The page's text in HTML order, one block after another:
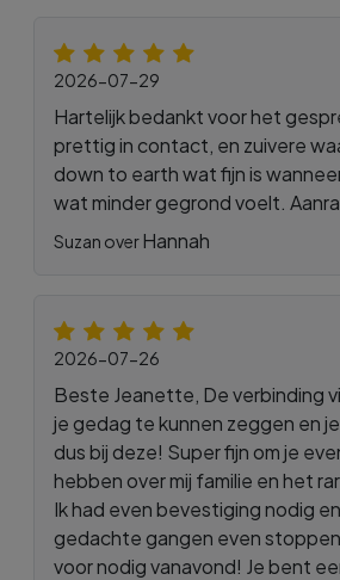
2026-07-29
Hartelijk bedankt voor het
prettig in contact, en zuivere
down to earth wat fijn is
wat minder gegrond voelt.
Suzan overHannah
2026-07-26
Beste Jeanette, De verbinding
je gedag te kunnen zeggen en
dus bij deze! Super fijn om je
hebben over mij familie en het
Ik had even bevestiging nodig
gedachte gangen even
voor nodig vanavond! Je bent